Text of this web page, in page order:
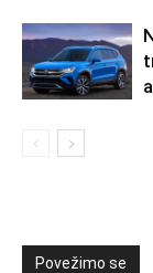
Povežimo se